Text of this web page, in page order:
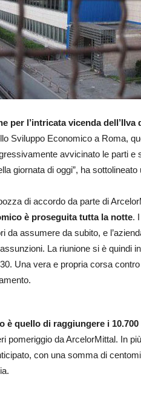
per l’intricata vicenda dell’Ilva
Sviluppo Economico a Roma,
avvicinato le parti e
giornata di oggi”, ha sottolineato
di accordo da parte di
è proseguita tutta la notte.
da assumere da subito, e
La riunione si è quindi
Una vera e propria corsa
è quello di raggiungere i
pomeriggio da ArcelorMittal. In
con una somma di